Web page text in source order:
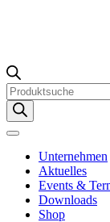
Products
search
Unternehmen
Aktuelles
Events &
Downloads
Shop